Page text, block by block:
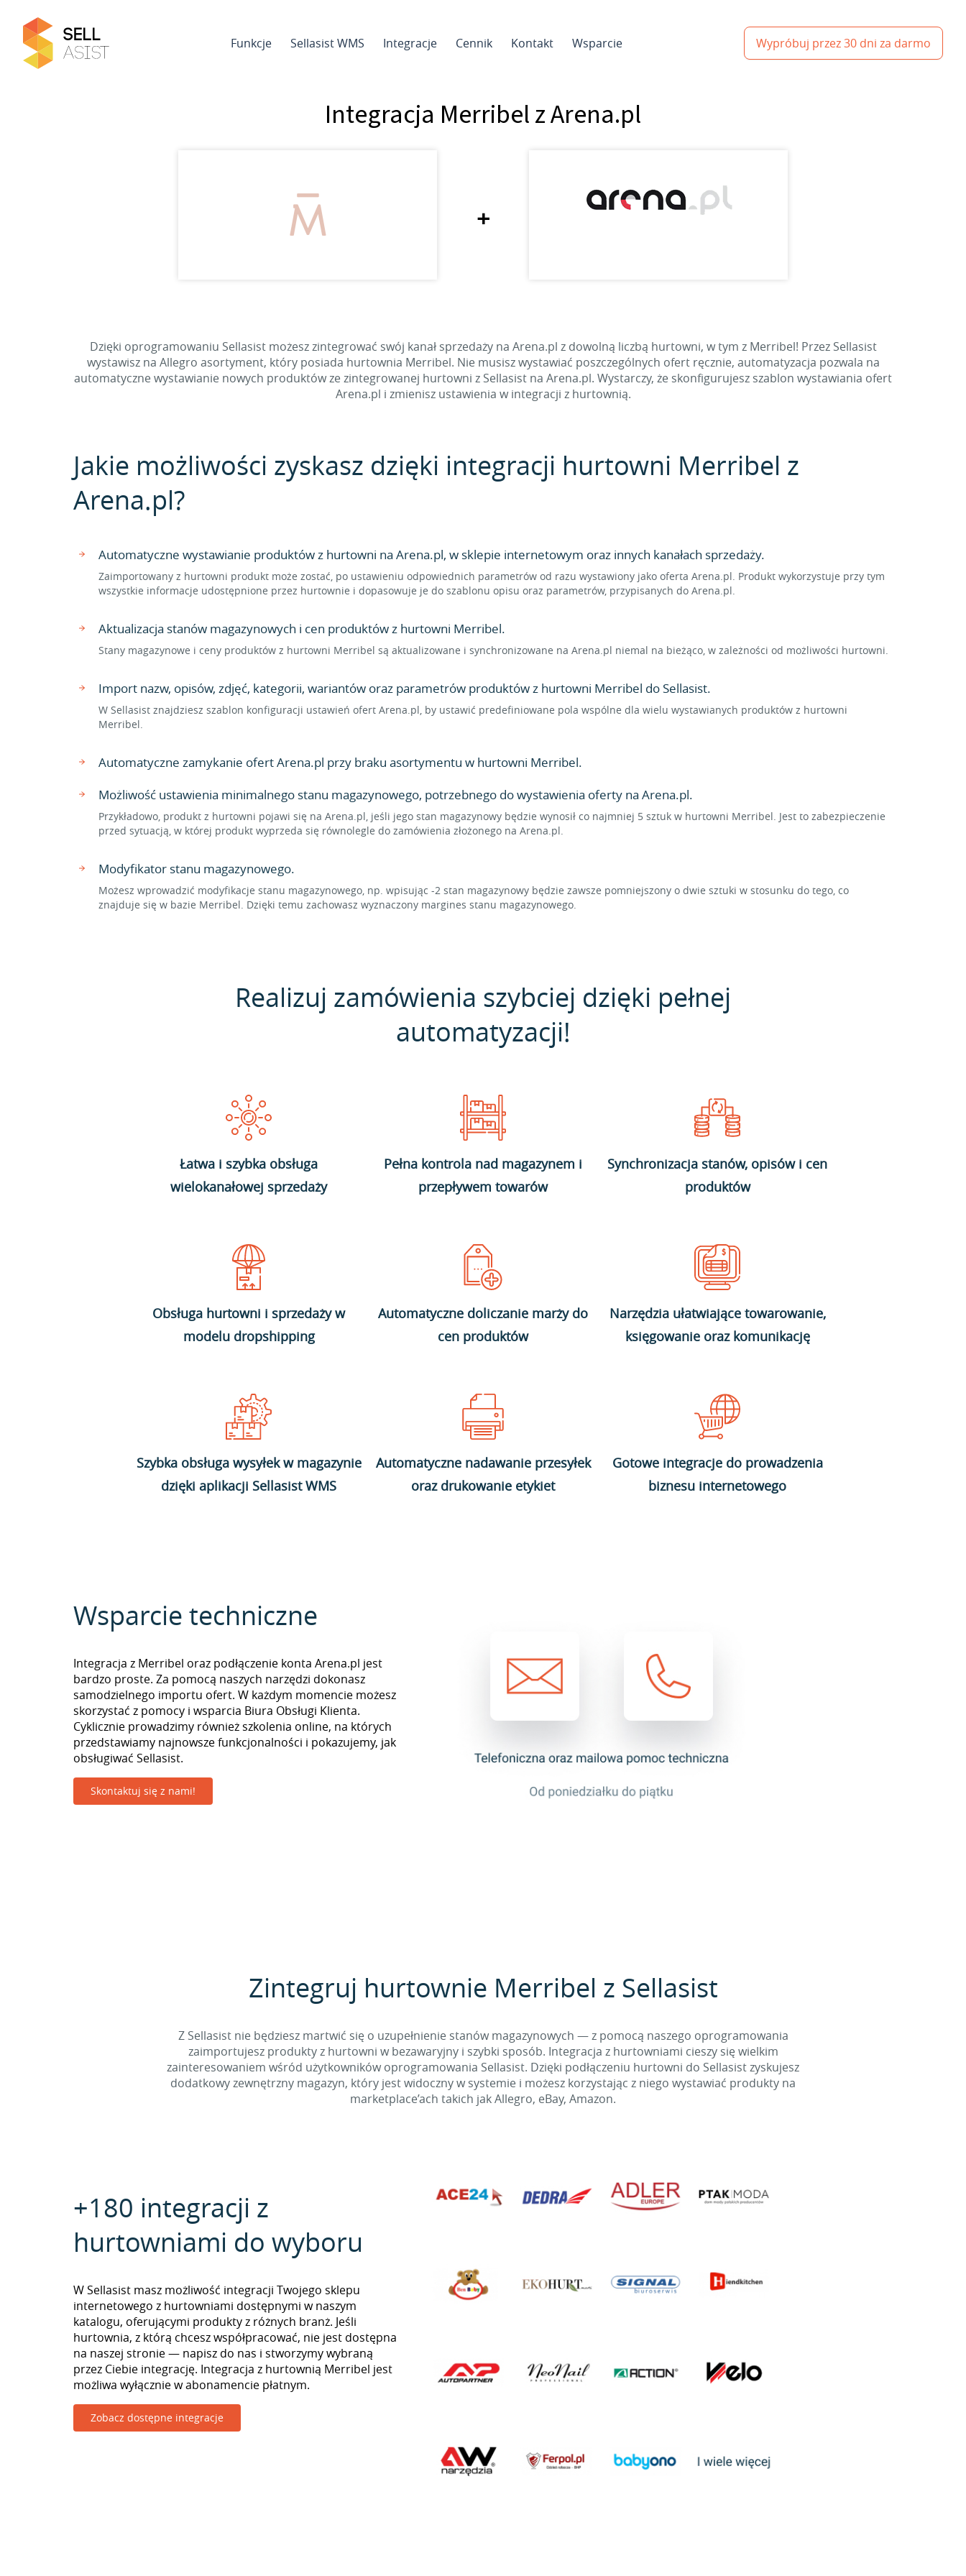
Funkcje Sellasist WMS Integracje Cennik Kontakt Wsparcie Wypróbuj przez 30 dni za darmo
Integracja Merribel z Arena.pl
+
Dzięki oprogramowaniu Sellasist możesz zintegrować swój kanał sprzedaży na Arena.pl z dowolną liczbą hurtowni, w tym z Merribel! Przez Sellasist
wystawisz na Allegro asortyment, który posiada hurtownia Merribel. Nie musisz wystawiać poszczególnych ofert ręcznie, automatyzacja pozwala na
automatyczne wystawianie nowych produktów ze zintegrowanej hurtowni z Sellasist na Arena.pl. Wystarczy, że skonfigurujesz szablon wystawiania ofert
Arena.pl i zmienisz ustawienia w integracji z hurtownią.
Jakie możliwości zyskasz dzięki integracji hurtowni Merribel z
Arena.pl?
Automatyczne wystawianie produktów z hurtowni na Arena.pl, w sklepie internetowym oraz innych kanałach sprzedaży.
Zaimportowany z hurtowni produkt może zostać, po ustawieniu odpowiednich parametrów od razu wystawiony jako oferta Arena.pl. Produkt wykorzystuje przy tym
wszystkie informacje udostępnione przez hurtownie i dopasowuje je do szablonu opisu oraz parametrów, przypisanych do Arena.pl.
Aktualizacja stanów magazynowych i cen produktów z hurtowni Merribel.
Stany magazynowe i ceny produktów z hurtowni Merribel są aktualizowane i synchronizowane na Arena.pl niemal na bieżąco, w zależności od możliwości hurtowni.
Import nazw, opisów, zdjęć, kategorii, wariantów oraz parametrów produktów z hurtowni Merribel do Sellasist.
W Sellasist znajdziesz szablon konfiguracji ustawień ofert Arena.pl, by ustawić predefiniowane pola wspólne dla wielu wystawianych produktów z hurtowni
Merribel.
Automatyczne zamykanie ofert Arena.pl przy braku asortymentu w hurtowni Merribel.
Możliwość ustawienia minimalnego stanu magazynowego, potrzebnego do wystawienia oferty na Arena.pl.
Przykładowo, produkt z hurtowni pojawi się na Arena.pl, jeśli jego stan magazynowy będzie wynosił co najmniej 5 sztuk w hurtowni Merribel. Jest to zabezpieczenie
przed sytuacją, w której produkt wyprzeda się równolegle do zamówienia złożonego na Arena.pl.
Modyfikator stanu magazynowego.
Możesz wprowadzić modyfikacje stanu magazynowego, np. wpisując -2 stan magazynowy będzie zawsze pomniejszony o dwie sztuki w stosunku do tego, co
znajduje się w bazie Merribel. Dzięki temu zachowasz wyznaczony margines stanu magazynowego.
Realizuj zamówienia szybciej dzięki pełnej
automatyzacji!
Łatwa i szybka obsługa
wielokanałowej sprzedaży
Pełna kontrola nad magazynem i
przepływem towarów
Synchronizacja stanów, opisów i cen
produktów
Obsługa hurtowni i sprzedaży w
modelu dropshipping
Automatyczne doliczanie marży do
cen produktów
Narzędzia ułatwiające towarowanie,
księgowanie oraz komunikację
Szybka obsługa wysyłek w magazynie
dzięki aplikacji Sellasist WMS
Automatyczne nadawanie przesyłek
oraz drukowanie etykiet
Gotowe integracje do prowadzenia
biznesu internetowego
Wsparcie techniczne
Integracja z Merribel oraz podłączenie konta Arena.pl jest
bardzo proste. Za pomocą naszych narzędzi dokonasz
samodzielnego importu ofert. W każdym momencie możesz
skorzystać z pomocy i wsparcia Biura Obsługi Klienta.
Cyklicznie prowadzimy również szkolenia online, na których
przedstawiamy najnowsze funkcjonalności i pokazujemy, jak
obsługiwać Sellasist.
Skontaktuj się z nami!
Zintegruj hurtownie Merribel z Sellasist
Z Sellasist nie będziesz martwić się o uzupełnienie stanów magazynowych — z pomocą naszego oprogramowania
zaimportujesz produkty z hurtowni w bezawaryjny i szybki sposób. Integracja z hurtowniami cieszy się wielkim
zainteresowaniem wśród użytkowników oprogramowania Sellasist. Dzięki podłączeniu hurtowni do Sellasist zyskujesz
dodatkowy zewnętrzny magazyn, który jest widoczny w systemie i możesz korzystając z niego wystawiać produkty na
marketplace’ach takich jak Allegro, eBay, Amazon.
+180 integracji z
hurtowniami do wyboru
W Sellasist masz możliwość integracji Twojego sklepu
internetowego z hurtowniami dostępnymi w naszym
katalogu, oferującymi produkty z różnych branż. Jeśli
hurtownia, z którą chcesz współpracować, nie jest dostępna
na naszej stronie — napisz do nas i stworzymy wybraną
przez Ciebie integrację. Integracja z hurtownią Merribel jest
możliwa wyłącznie w abonamencie płatnym.
Zobacz dostępne integracje